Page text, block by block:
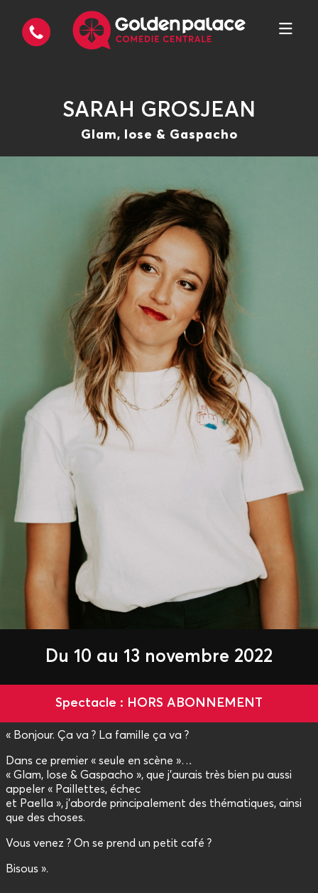
SARAH GROSJEAN
Glam, lose & Gaspacho
Du 10 au 13 novembre 2022
Spectacle : HORS ABONNEMENT
« Bonjour. Ça va ? La famille ça va ?
Dans ce premier « seule en scène »…
« Glam, lose & Gaspacho », que j’aurais très bien pu aussi
appeler « Paillettes, échec
et Paella », j'aborde principalement des thématiques, ainsi
que des choses.
Vous venez ? On se prend un petit café ?
Bisous ».